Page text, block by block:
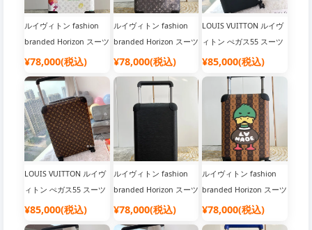
ルイヴィトン fashion
branded Horizon スーツ
ケース Monogram
¥78,000(税込)
ルイヴィトン fashion
branded Horizon スーツ
ケース Monogram
¥78,000(税込)
LOUIS VUITTON ルイヴ
ィトン ぺガス55 スーツ
ケース
¥85,000(税込)
LOUIS VUITTON ルイヴ
ィトン ぺガス55 スーツ
ケース
¥85,000(税込)
ルイヴィトン fashion
branded Horizon スーツ
ケース Monogram
¥78,000(税込)
ルイヴィトン fashion
branded Horizon スーツ
ケース Monogram
¥78,000(税込)